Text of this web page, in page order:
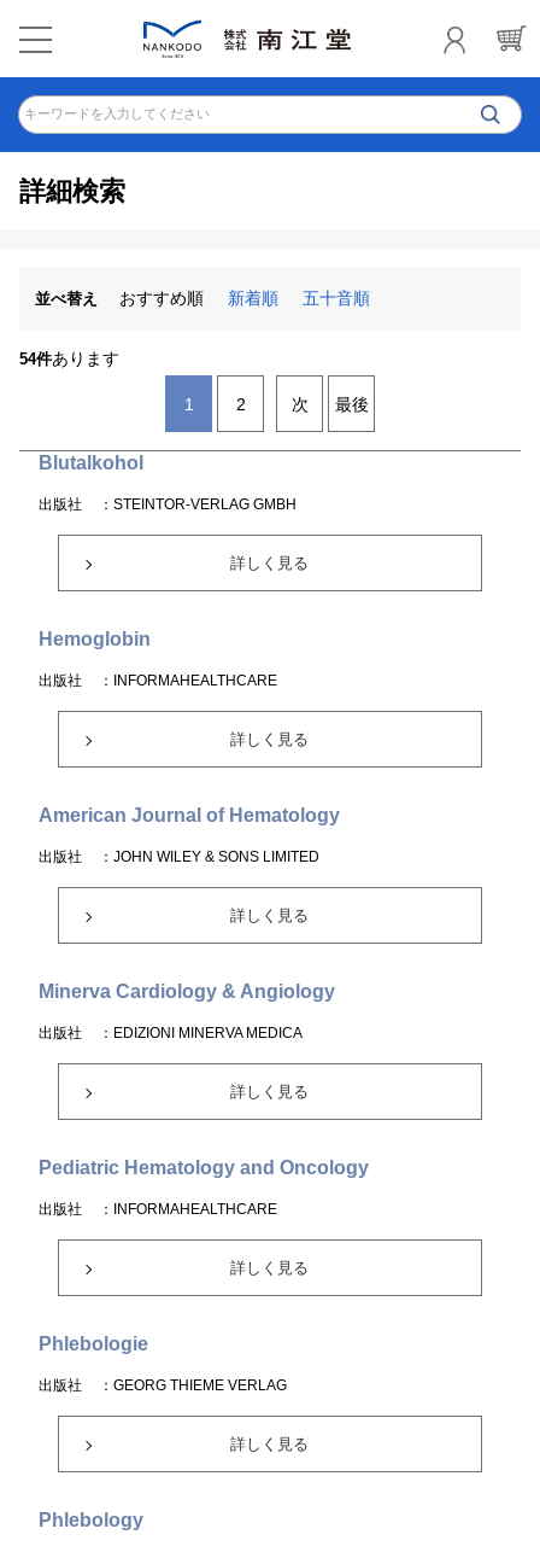
キーワードを入力してください
詳細検索
並べ替え おすすめ順 新着順 五十音順
54件あります
1 2 次 最後
Blutalkohol
出版社 ：STEINTOR-VERLAG GMBH
詳しく見る
Hemoglobin
出版社 ：INFORMAHEALTHCARE
詳しく見る
American Journal of Hematology
出版社 ：JOHN WILEY & SONS LIMITED
詳しく見る
Minerva Cardiology & Angiology
出版社 ：EDIZIONI MINERVA MEDICA
詳しく見る
Pediatric Hematology and Oncology
出版社 ：INFORMAHEALTHCARE
詳しく見る
Phlebologie
出版社 ：GEORG THIEME VERLAG
詳しく見る
Phlebology